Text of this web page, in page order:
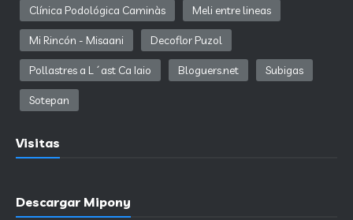
Clínica Podológica Caminàs Meli entre lineas
Mi Rincón - Misaani Decoflor Puzol
Pollastres a L´ast Ca Iaio Bloguers.net Subigas
Sotepan
Visitas
Descargar Mipony